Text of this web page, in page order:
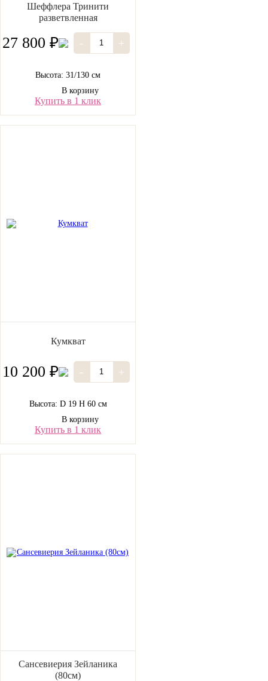
Шеффлера Тринити
разветвленная
27 800 ₽ - +
Высота: 31/130 см
В корзину
Купить в 1 клик
Кумкват
10 200 ₽ - +
Высота: D 19 H 60 см
В корзину
Купить в 1 клик
Сансевиерия Зейланика
(80см)